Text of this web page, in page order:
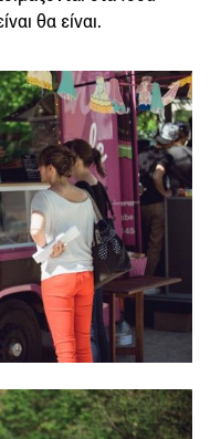
θα είναι.